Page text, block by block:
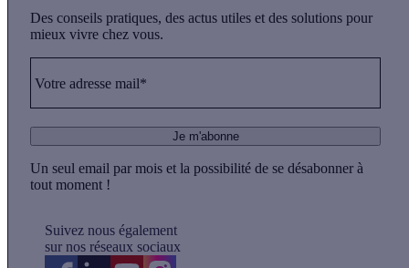
Des conseils pratiques, des actus utiles et des solutions pour
mieux vivre chez vous.
Votre adresse mail*
Je m'abonne
Un seul email par mois et la possibilité de se désabonner à
tout moment !
Suivez nous également
sur nos réseaux sociaux